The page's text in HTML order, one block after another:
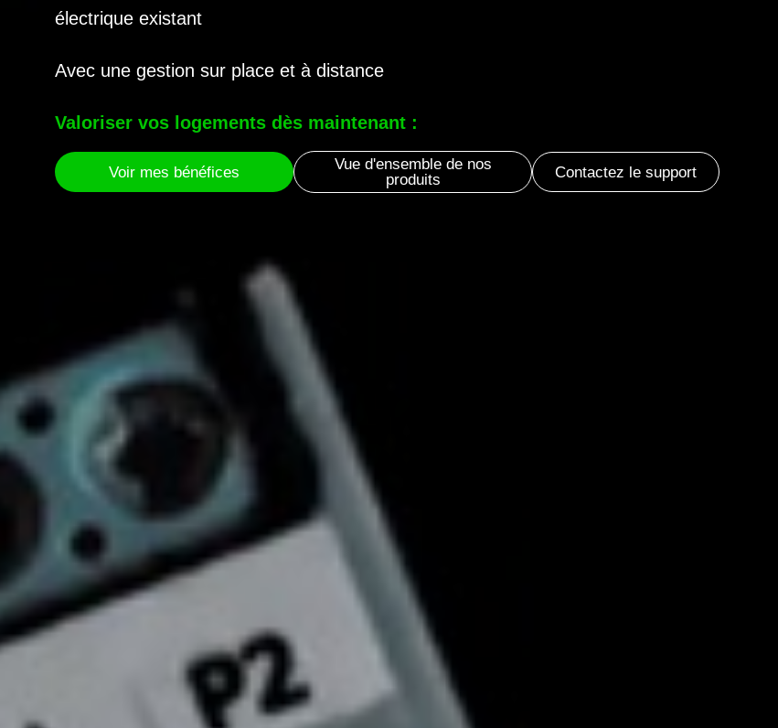
électrique existant
Avec une gestion sur place et à distance
Valoriser vos logements dès maintenant :
Voir mes bénéfices
Vue d'ensemble de nos
produits
Contactez le support